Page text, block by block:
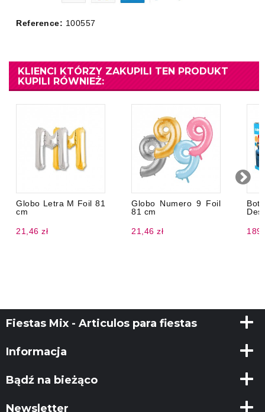
Reference: 100557
KLIENCI KTÓRZY ZAKUPILI TEN PRODUKT
KUPILI RÓWNIEŻ:
Globo Letra M Foil 81
cm
21,46 zł
Globo Numero 9 Foil
81 cm
21,46 zł
Fiestas Mix - Articulos para fiestas
Informacja
Bądź na bieżąco
Newsletter